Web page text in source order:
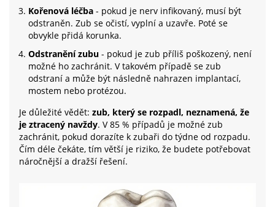
Kořenová léčba - pokud je nerv infikovaný, musí být
odstraněn. Zub se očistí, vyplní a uzavře. Poté se
obvykle přidá korunka.
Odstranění zubu - pokud je zub příliš poškozený, není
možné ho zachránit. V takovém případě se zub
odstraní a může být následně nahrazen implantací,
mostem nebo protézou.
Je důležité vědět: zub, který se rozpadl, neznamená, že
je ztracený navždy. V 85 % případů je možné zub
zachránit, pokud dorazíte k zubaři do týdne od rozpadu.
Čím déle čekáte, tím větší je riziko, že budete potřebovat
náročnější a dražší řešení.